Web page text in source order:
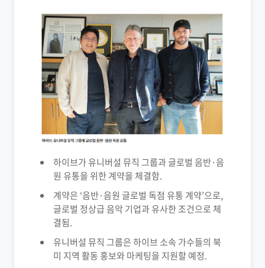
하이브가 유니버설 뮤직 그룹과 글로벌 음반·음
원 유통을 위한 계약을 체결함.
계약은 ‘음반·음원 글로벌 독점 유통 계약’으로,
글로벌 정상급 음악 기업과 유사한 조건으로 체
결됨.
유니버설 뮤직 그룹은 하이브 소속 가수들의 북
미 지역 활동 홍보와 마케팅을 지원할 예정.